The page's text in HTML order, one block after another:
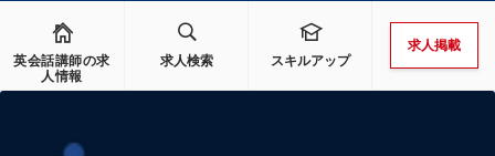
英会話講師の求
人情報
求人検索 スキルアップ
求人掲載